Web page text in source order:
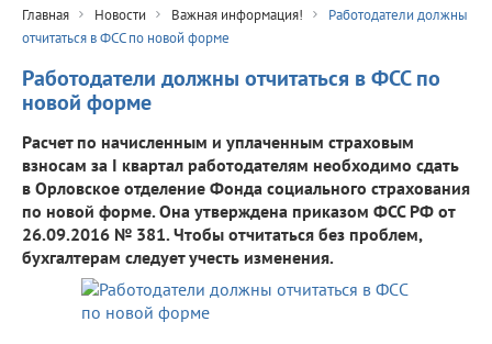
Главная Новости Важная информация!
Работодатели должны
отчитаться в ФСС по новой форме
Работодатели должны отчитаться в ФСС по
новой форме
Расчет по начисленным и уплаченным страховым
взносам за I квартал работодателям необходимо сдать
в Орловское отделение Фонда социального страхования
по новой форме. Она утверждена приказом ФСС РФ от
26.09.2016 № 381. Чтобы отчитаться без проблем,
бухгалтерам следует учесть изменения.